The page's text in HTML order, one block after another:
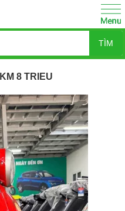
TÌM
8 TRIEU